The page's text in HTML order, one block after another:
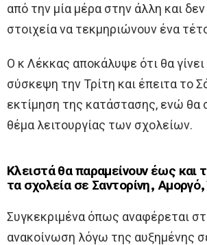
από την μία μέρα στην άλλη και
στοιχεία να τεκμηριώνουν ένα
Ο κ Λέκκας αποκάλυψε ότι θα γίνει
σύσκεψη την Τρίτη και έπειτα το
εκτίμηση της κατάστασης, ενώ θα
θέμα λειτουργίας των σχολείων.
Κλειστά θα παραμείνουν έως και
τα σχολεία σε Σαντορίνη,
Συγκεκριμένα όπως αναφέρεται
ανακοίνωση λόγω της αυξημένης